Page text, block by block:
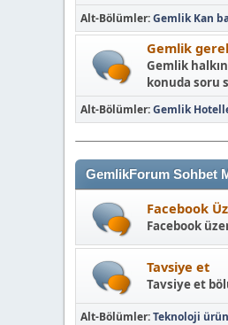
Alt-Bölümler Gemlik Kan
Gemlik
Gemlik
konuda soru
Alt-Bölümler Gemlik
GemlikForum Sohbet
Facebook
Facebook
Tavsiye et
Tavsiye et
Alt-Bölümler Teknoloji